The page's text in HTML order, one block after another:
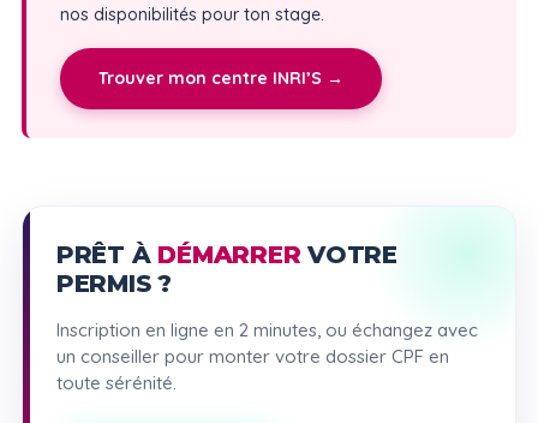
nos disponibilités pour ton stage.
Trouver mon centre INRI’S →
PRÊT À DÉMARRER VOTRE
PERMIS ?
Inscription en ligne en 2 minutes, ou échangez avec
un conseiller pour monter votre dossier CPF en
toute sérénité.